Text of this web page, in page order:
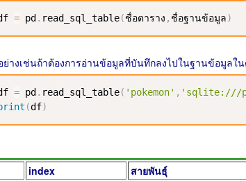
= pd . read_sql_table(ชื่อตาราง , ชื่อฐานข้อมูล)
ย่างเช่นถ้าต้องการอ่านข้อมูลที่บันทึกลงไปในฐานข้อมูลใ
= pd . read_sql_table( 'pokemon' , 'sqlite:///
(df)
index
สายพันธุ์